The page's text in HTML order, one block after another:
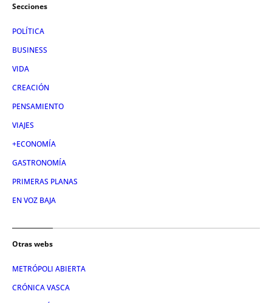
Secciones
POLÍTICA
BUSINESS
VIDA
CREACIÓN
PENSAMIENTO
VIAJES
+ECONOMÍA
GASTRONOMÍA
PRIMERAS PLANAS
EN VOZ BAJA
Otras webs
METRÓPOLI ABIERTA
CRÓNICA VASCA